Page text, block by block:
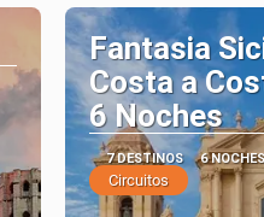
Fantasia
Costa a
6 Noches
7 DESTINOS 6 NOCHES
Circuitos